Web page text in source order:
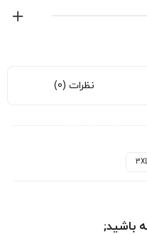
نظرات (0)
باشید;